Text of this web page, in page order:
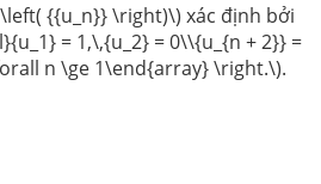
{{u_n}} \right)\) xác định bởi
= 1,\,{u_2} = 0\\{u_{n + 2}} =
n \ge 1\end{array} \right.\).